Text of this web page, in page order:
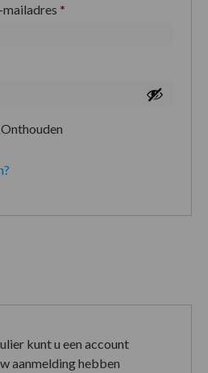
*
Onthouden
kunt u een account
aanmelding hebben